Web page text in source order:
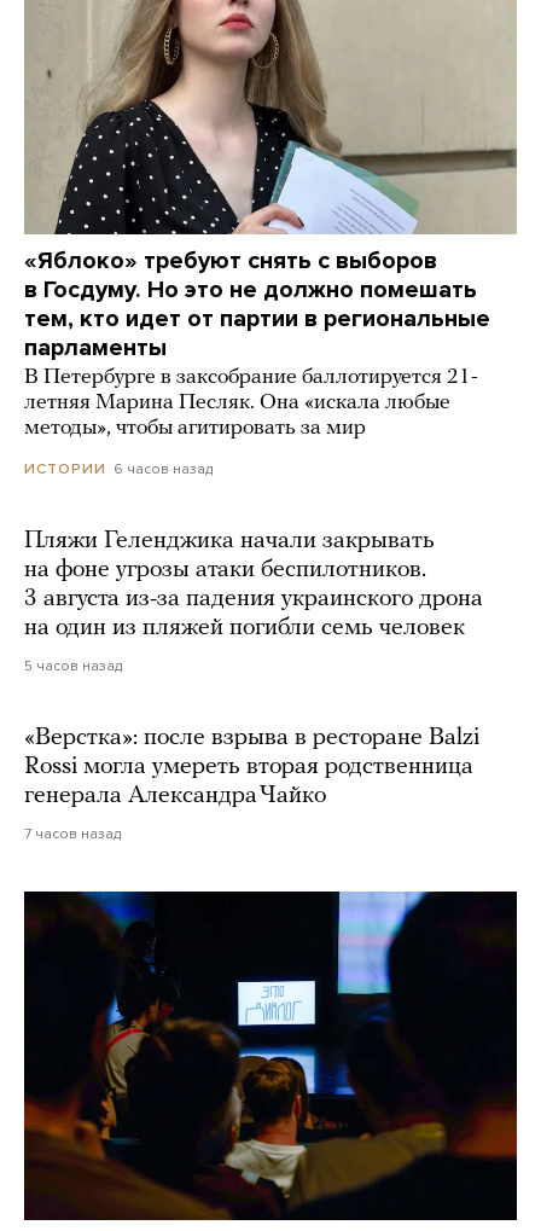
«Яблоко» требуют снять с выборов
в Госдуму. Но это не должно помешать
тем, кто идет от партии в региональные
парламенты
В Петербурге в заксобрание баллотируется 21-
летняя Марина Песляк. Она «искала любые
методы», чтобы агитировать за мир
ИСТОРИИ 6 часов назад
Пляжи Геленджика начали закрывать
на фоне угрозы атаки беспилотников.
3 августа из-за падения украинского дрона
на один из пляжей погибли семь человек
5 часов назад
«Верстка»: после взрыва в ресторане Balzi
Rossi могла умереть вторая родственница
генерала Александра Чайко
7 часов назад